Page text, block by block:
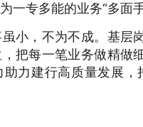
一专多能的业务“多面
小，不为不成。基层
把每一笔业务做精做
力建行高质量发展